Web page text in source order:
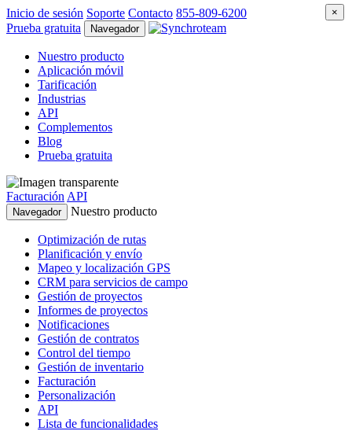
Inicio de sesión Soporte Contacto 855-809-6200
Prueba gratuita
Navegador
Nuestro producto
Aplicación móvil
Tarificación
Industrias
API
Complementos
Blog
Prueba gratuita
Facturación API
Navegador Nuestro producto
Optimización de rutas
Planificación y envío
Mapeo y localización GPS
CRM para servicios de campo
Gestión de proyectos
Informes de proyectos
Notificaciones
Gestión de contratos
Control del tiempo
Gestión de inventario
Facturación
Personalización
API
Lista de funcionalidades
×